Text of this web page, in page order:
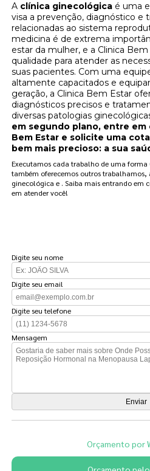
A clínica ginecológica é uma
visa a prevenção, diagnóstico e
relacionadas ao sistema
medicina é de extrema
estar da mulher, e a Clinica
qualidade para atender as
suas pacientes. Com uma
altamente capacitados e
geração, a Clinica Bem Estar
diagnósticos precisos e
diversas patologias
em segundo plano, entre
Bem Estar e solicite uma
bem mais precioso: a sua
Executamos cada trabalho de uma
também oferecemos outros
ginecológica e . Saiba mais entrando em
em atender você!
Digite seu nome
Digite seu email
Digite seu telefone
Mensagem
Orçamento por